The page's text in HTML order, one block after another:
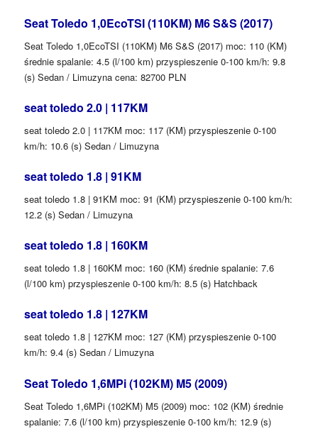
Seat Toledo 1,0EcoTSI (110KM) M6 S&S (2017)
Seat Toledo 1,0EcoTSI (110KM) M6 S&S (2017) moc: 110 (KM)
średnie spalanie: 4.5 (l/100 km) przyspieszenie 0-100 km/h: 9.8
(s) Sedan / Limuzyna cena: 82700 PLN
seat toledo 2.0 | 117KM
seat toledo 2.0 | 117KM moc: 117 (KM) przyspieszenie 0-100
km/h: 10.6 (s) Sedan / Limuzyna
seat toledo 1.8 | 91KM
seat toledo 1.8 | 91KM moc: 91 (KM) przyspieszenie 0-100 km/h:
12.2 (s) Sedan / Limuzyna
seat toledo 1.8 | 160KM
seat toledo 1.8 | 160KM moc: 160 (KM) średnie spalanie: 7.6
(l/100 km) przyspieszenie 0-100 km/h: 8.5 (s) Hatchback
seat toledo 1.8 | 127KM
seat toledo 1.8 | 127KM moc: 127 (KM) przyspieszenie 0-100
km/h: 9.4 (s) Sedan / Limuzyna
Seat Toledo 1,6MPi (102KM) M5 (2009)
Seat Toledo 1,6MPi (102KM) M5 (2009) moc: 102 (KM) średnie
spalanie: 7.6 (l/100 km) przyspieszenie 0-100 km/h: 12.9 (s)